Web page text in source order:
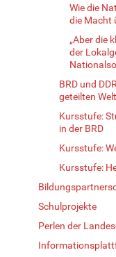
Wie die
die Macht
„Aber die
der
BRD und
geteilten Welt
Kursstufe:
in der BRD
Kursstufe:
Kursstufe:
Schulprojekte
Perlen der